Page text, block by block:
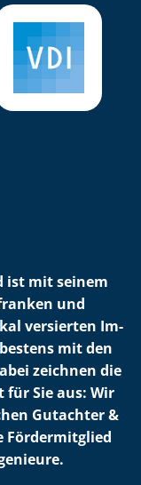
ist mit seinem
und
versierten Im­
mit den
zeichnen die
für Sie aus: Wir
Gutachter &
Fördermitglied